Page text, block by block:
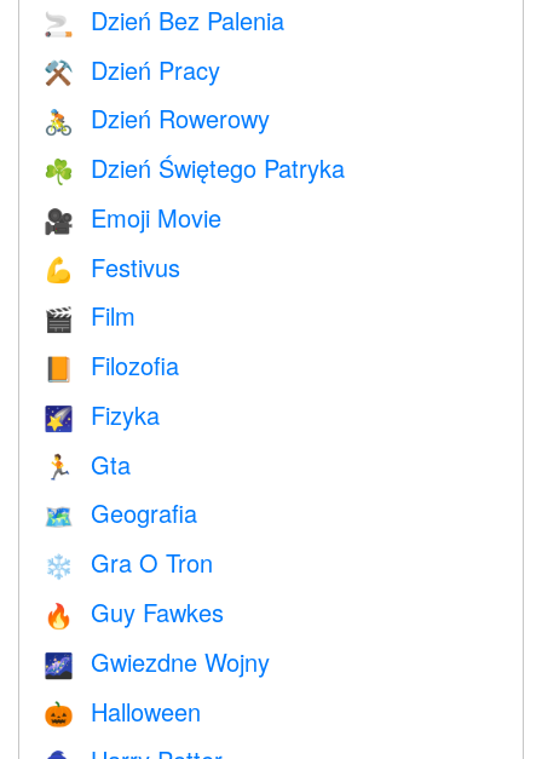
🚬 Dzień Bez Palenia
⚒️ Dzień Pracy
🚴 Dzień Rowerowy
☘️ Dzień Świętego Patryka
🎥 Emoji Movie
💪 Festivus
🎬 Film
📙 Filozofia
🌠 Fizyka
🏃 Gta
🗺 Geografia
❄️ Gra O Tron
🔥 Guy Fawkes
🌌 Gwiezdne Wojny
🎃 Halloween